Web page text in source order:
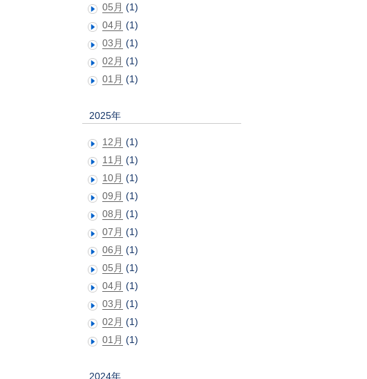
05月 (1)
04月 (1)
03月 (1)
02月 (1)
01月 (1)
2025年
12月 (1)
11月 (1)
10月 (1)
09月 (1)
08月 (1)
07月 (1)
06月 (1)
05月 (1)
04月 (1)
03月 (1)
02月 (1)
01月 (1)
2024年